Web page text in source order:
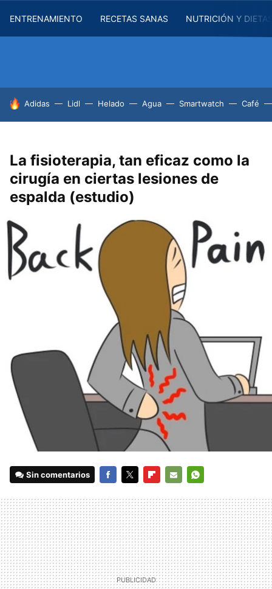
ENTRENAMIENTO RECETAS SANAS NUTRICIÓN Y
HOY SE HABLA DE
Adidas Lidl Helado Agua Smartwatch Café
La fisioterapia, tan eficaz como la
cirugía en ciertas lesiones de
espalda (estudio)
Sin comentarios
MAIL